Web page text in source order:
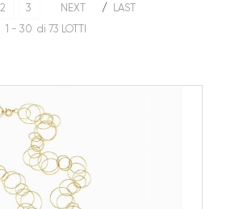
1 - 30 di 73 LOTTI
2 3 NEXT LAST